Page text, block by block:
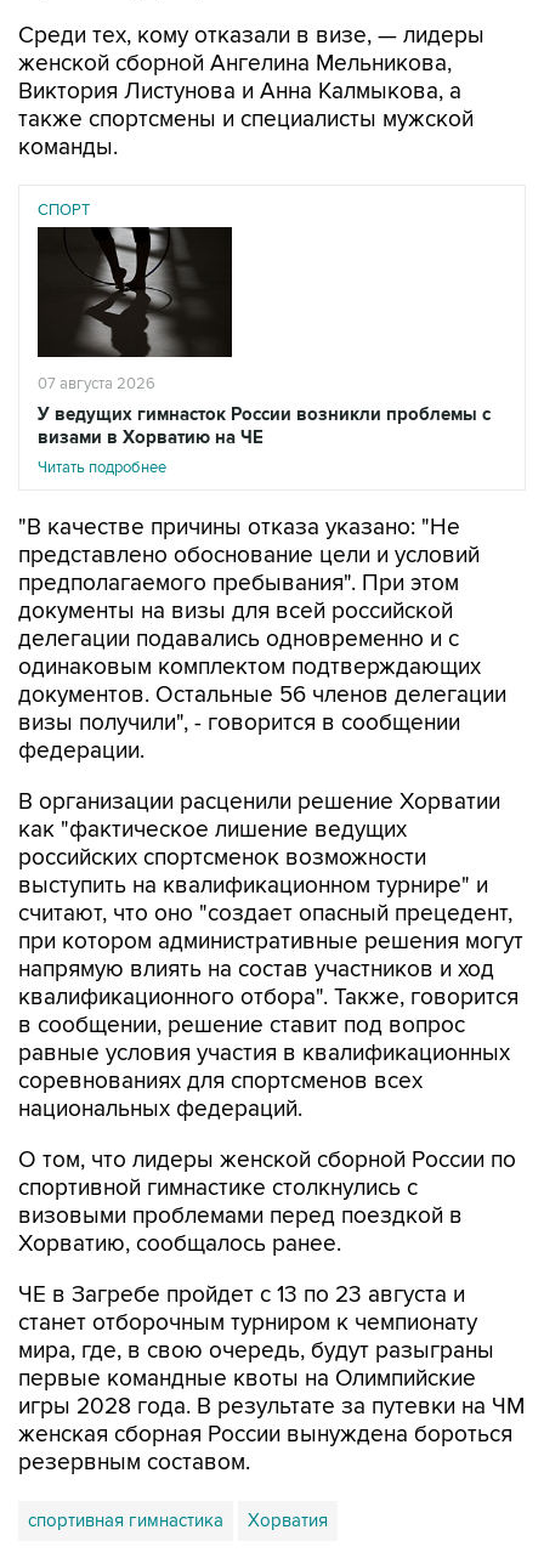
Среди тех, кому отказали в визе, — лидеры
женской сборной Ангелина Мельникова,
Виктория Листунова и Анна Калмыкова, а
также спортсмены и специалисты мужской
команды.
СПОРТ
07 августа 2026
У ведущих гимнасток России возникли проблемы с
визами в Хорватию на ЧЕ
Читать подробнее
"В качестве причины отказа указано: "Не
представлено обоснование цели и условий
предполагаемого пребывания". При этом
документы на визы для всей российской
делегации подавались одновременно и с
одинаковым комплектом подтверждающих
документов. Остальные 56 членов делегации
визы получили", - говорится в сообщении
федерации.
В организации расценили решение Хорватии
как "фактическое лишение ведущих
российских спортсменок возможности
выступить на квалификационном турнире" и
считают, что оно "создает опасный прецедент,
при котором административные решения могут
напрямую влиять на состав участников и ход
квалификационного отбора". Также, говорится
в сообщении, решение ставит под вопрос
равные условия участия в квалификационных
соревнованиях для спортсменов всех
национальных федераций.
О том, что лидеры женской сборной России по
спортивной гимнастике столкнулись с
визовыми проблемами перед поездкой в
Хорватию, сообщалось ранее.
ЧЕ в Загребе пройдет с 13 по 23 августа и
станет отборочным турниром к чемпионату
мира, где, в свою очередь, будут разыграны
первые командные квоты на Олимпийские
игры 2028 года. В результате за путевки на ЧМ
женская сборная России вынуждена бороться
резервным составом.
спортивная гимнастика Хорватия